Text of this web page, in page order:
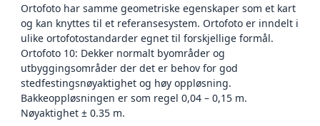
Ortofoto har samme geometriske egenskaper som et kart
og kan knyttes til et referansesystem. Ortofoto er inndelt i
ulike ortofotostandarder egnet til forskjellige formål.
Ortofoto 10: Dekker normalt byområder og
utbyggingsområder der det er behov for god
stedfestingsnøyaktighet og høy oppløsning.
Bakkeoppløsningen er som regel 0,04 – 0,15 m.
Nøyaktighet ± 0.35 m.